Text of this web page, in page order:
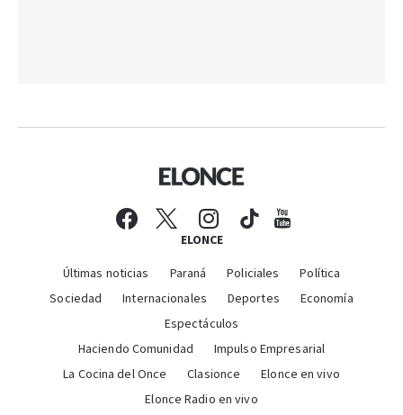
ELONCE
Últimas noticias Paraná Policiales
Política
Sociedad
Internacionales Deportes
Economía
Espectáculos
Haciendo Comunidad
Impulso Empresarial
La Cocina del Once
Clasionce
Elonce en vivo
Elonce Radio en vivo